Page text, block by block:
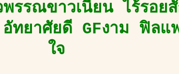
รรณขาวเนียน ไร้รอย
ทยาศัยดี GFงาม ฟิลแ
ใจ